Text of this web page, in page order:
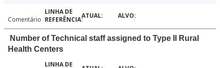
Comentário
Number of Technical staff assigned to Type II Rural
Health Centers